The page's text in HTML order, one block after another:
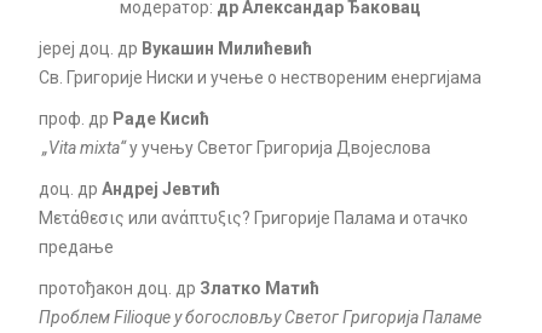
модератор: др Александар Ђаковац
јереј доц. др Вукашин Милићевић
Св. Григорије Ниски и учење о нествореним енергијама
проф. др Раде Кисић
„Vita mixta“у учењу Светог Григорија Двојеслова
доц. др Андреј Јевтић
Μετάθεσις или ανάπτυξις? Григорије Палама и отачко
предање
протођакон доц. др Златко Матић
Проблем Filioque у богословљу Светог Григорија Паламе